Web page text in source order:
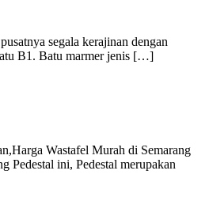
segala kerajinan dengan
B1. Batu marmer jenis […]
Wastafel Murah di Semarang
Pedestal ini, Pedestal merupakan